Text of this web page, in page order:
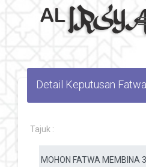
Detail Keputusan Fatwa
Tajuk :